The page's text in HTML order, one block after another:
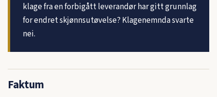
klage fra en forbigått leverandør har gitt grunnlag
for endret skjønnsutøvelse? Klagenemnda svarte
nei.
Faktum